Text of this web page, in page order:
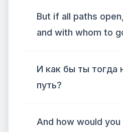
But if all paths
and with whom to
И как бы ты тогда
путь?
And how would